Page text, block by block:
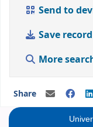
Send to
Save record
More
Share